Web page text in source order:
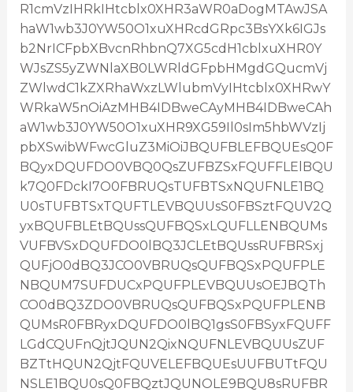
R1cmVzIHRkIHtcblx0XHR3aWR0aDogMTAwJSA
haW1wb3J0YW50O1xuXHRcdGRpc3BsYXk6IGJs
b2NrICFpbXBvcnRhbnQ7XG5cdH1cblxuXHR0Y
WJsZS5yZWNlaXB0LWRldGFpbHMgdGQucmVj
ZWlwdC1kZXRhaWxzLWlubmVyIHtcblx0XHRwY
WRkaW5nOiAzMHB4IDBweCAyMHB4IDBweCAh
aW1wb3J0YW50O1xuXHR9XG59Il0sIm5hbWVzIj
pbXSwibWFwcGluZ3MiOiJBQUFBLEFBQUEsQ0F
BQyxDQUFDO0VBQ0QsZUFBZSxFQUFFLElBQU
k7Q0FDckI7O0FBRUQsTUFBTSxNQUFNLE1BQ
U0sTUFBTSxTQUFTLEVBQUUsS0FBSztFQUV2Q
yxBQUFBLEtBQUssQUFBQSxLQUFLLENBQUMs
VUFBVSxDQUFDO0lBQ3JCLEtBQUssRUFBRSxj
QUFjO0dBQ3JCO0VBRUQsQUFBQSxPQUFPLE
NBQUM7SUFDUCxPQUFPLEVBQUUsOEJBQTh
CO0dBQ3ZDO0VBRUQsQUFBQSxPQUFPLENB
QUMsR0FBRyxDQUFDO0lBQ1gsS0FBSyxFQUFF
LGdCQUFnQjtJQUN2QixNQUFNLEVBQUUsZUF
BZTtHQUN2QjtFQUVELEFBQUEsUUFBUTtFQU
NSLE1BQU0sQ0FBQztJQUNOLE9BQU8sRUFBR